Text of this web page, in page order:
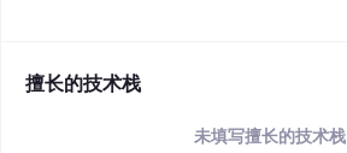
擅长的技术栈
未填写擅长的技术栈